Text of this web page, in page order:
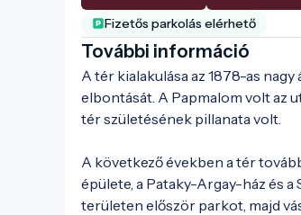
Fizetős parkolás elérhető
További információ
A tér kialakulása az 1878-as
elbontását. A Papmalom volt az
tér születésének pillanata volt.
A következő években a tér
épülete, a Pataky-Argay-ház és
területen először parkot, majd